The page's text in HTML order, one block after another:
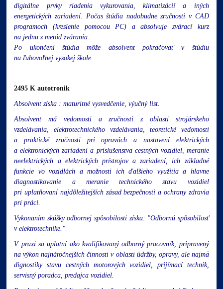
digitálne prvky riadenia vykurovania, klimatizácií a iných
energetických zariadení. Počas štúdia nadobudne zručnosti v CAD
programoch (kreslenie pomocou PC) a absolvuje zvárací kurz
na jednu z metód zvárania.
Po ukončení štúdia môže absolvent pokračovať v štúdiu
na ľubovoľnej vysokej škole.
2495 K autotronik
Absolvent získa : maturitné vysvedčenie, výučný list.
Absolvent má vedomosti a zručnosti z oblasti strojárskeho
vzdelávania, elektrotechnického vzdelávania, teoretické vedomosti
a praktické zručnosti pri opravách a nastavení elektrických
a elektronických zariadení a príslušenstva cestných vozidiel, meranie
neelektrických a elektrických prístrojov a zariadení, ich základné
funkcie vo vozidlách a možnosti ich ďalšieho využitia a hlavne
diagnostikovanie a meranie technického stavu vozidiel
pri uplatňovaní najdôležitejších zásad bezpečnosti a ochrany zdravia
pri práci.
Vykonaním skúšky odbornej spôsobilosti získa: "Odbornú spôsobilosť
v elektrotechnike."
V praxi sa uplatní ako kvalifikovaný odborný pracovník, pripravený
na výkon najnáročnejších činnosti v oblasti údržby, opravy, ale najmä
dignostiky stavu cestných motorových vozidiel, prijímací technik,
servisný poradca, predajca vozidiel.